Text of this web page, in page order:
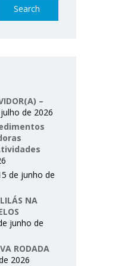
Search
–
de 2026
de junho de
NA
junho de
RODADA
2026